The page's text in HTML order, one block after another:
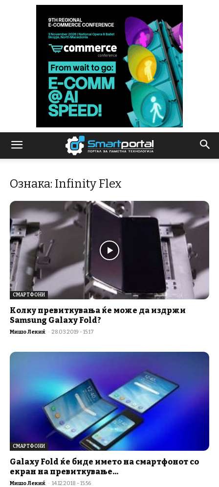
Ознака: Infinity Flex
СМАРТФОНИ
Колку превиткувања ќе може да издржи
Samsung Galaxy Fold?
Мишо Лекиќ - 28.03.2019 - 15:17
СМАРТФОНИ
Galaxy Fold ќе биде името на смартфонот со
екран на превиткување...
Мишо Лекиќ - 14.12.2018 - 15:56